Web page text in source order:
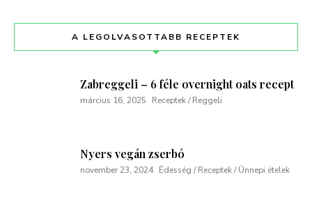
A LEGOLVASOTTABB RECEPTEK
Zabreggeli – 6 féle overnight oats recept
március 16, 2025 Receptek / Reggeli
Nyers vegán zserbó
november 23, 2024 Édesség / Receptek / Ünnepi ételek